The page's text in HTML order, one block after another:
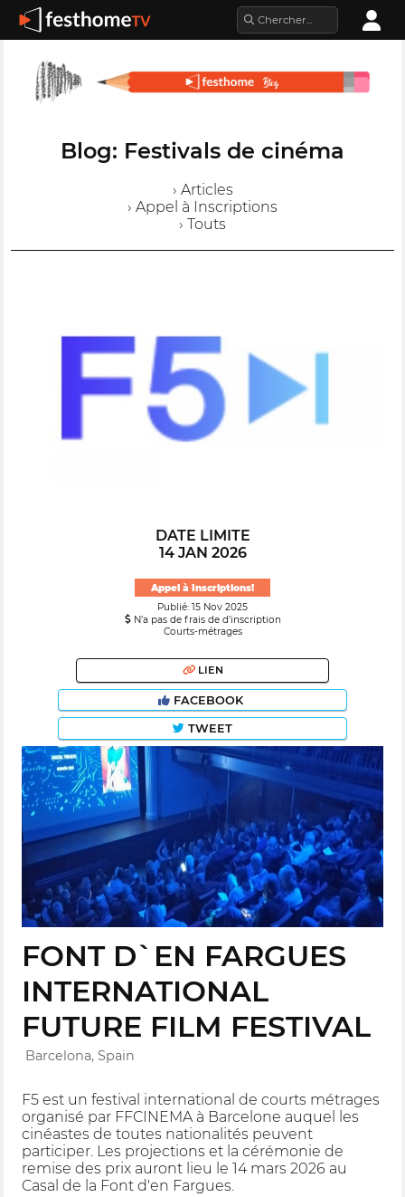
Blog: Festivals de cinéma
› Articles
› Appel à Inscriptions
› Touts
DATE LIMITE
14 JAN 2026
Appel à Inscriptions!
Publié: 15 Nov 2025
N’a pas de frais de d’inscription
Courts-métrages
LIEN
FACEBOOK
TWEET
FONT D`EN FARGUES
INTERNATIONAL
FUTURE FILM FESTIVAL
Barcelona, Spain
F5 est un festival international de courts métrages
organisé par FFCINEMA à Barcelone auquel les
cinéastes de toutes nationalités peuvent
participer. Les projections et la cérémonie de
remise des prix auront lieu le 14 mars 2026 au
Casal de la Font d'en Fargues.